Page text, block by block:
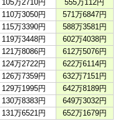
105万2710円
555万112円
110万3050円
571万6847円
115万3390円
588万3581円
119万3448円
602万4038円
121万8086円
612万5076円
124万2722円
622万6114円
126万7359円
632万7151円
129万1995円
642万8189円
130万8383円
649万3032円
131万6521円 652万1679円